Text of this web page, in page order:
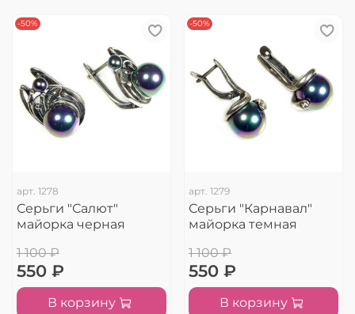
-50%
арт. 1278
Серьги "Салют"
майорка черная
1 100 ₽
550 ₽
В корзину
-50%
арт. 1279
Серьги "Карнавал"
майорка темная
1 100 ₽
550 ₽
В корзину